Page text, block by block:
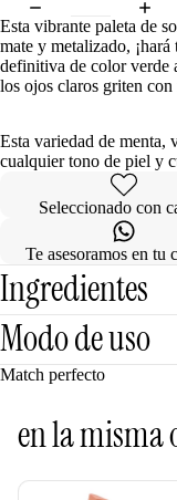
Esta vibrante paleta de
mate y metalizado,
definitiva de color verde
los ojos claros griten con
Esta variedad de menta,
cualquier tono de piel y
Seleccionado con
Te asesoramos en tu
Ingredientes
Modo de uso
Match perfecto
en la misma